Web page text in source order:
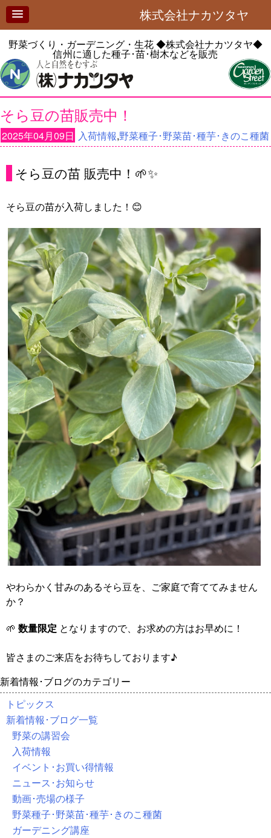
株式会社ナカツタヤ
野菜づくり・ガーデニング・生花◆株式会社ナカツタヤ◆
信州に適した種子･苗･樹木などを販売
そら豆の苗販売中！
2025年04月09日 入荷情報,野菜種子･野菜苗･種芋･きのこ種菌
そら豆の苗 販売中！🌱✨
そら豆の苗が入荷しました！😊
やわらかく甘みのあるそら豆を、ご家庭で育ててみません
か？
🌱 数量限定 となりますので、お求めの方はお早めに！
皆さまのご来店をお待ちしております♪
新着情報･ブログのカテゴリー
トピックス
新着情報･ブログ一覧
野菜の講習会
入荷情報
イベント･お買い得情報
ニュース･お知らせ
動画･売場の様子
野菜種子･野菜苗･種芋･きのこ種菌
ガーデニング講座